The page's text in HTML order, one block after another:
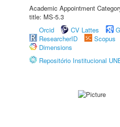
Academic Appointment
title: MS-5.3
Orcid
CV Lattes
ResearcherID
Scopus
Dimensions
Repositório Institucional